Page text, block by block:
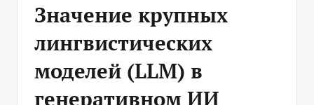
Значение крупных
лингвистических
моделей (LLM) в
генеративном ИИ